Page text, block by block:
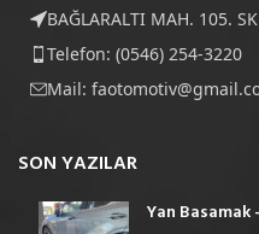
BAĞLARALTI MAH. 105.
Telefon: (0546) 254-3220
Mail:
SON YAZILAR
Yan Basamak